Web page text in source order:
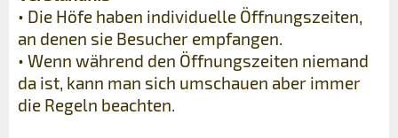
• Die Höfe haben individuelle Öffnungszeiten,
an denen sie Besucher empfangen.
• Wenn während den Öffnungszeiten niemand
da ist, kann man sich umschauen aber immer
die Regeln beachten.